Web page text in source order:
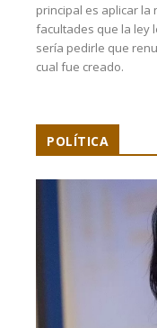
principal es aplicar la
facultades que la ley
sería pedirle que
cual fue creado.
POLÍTICA